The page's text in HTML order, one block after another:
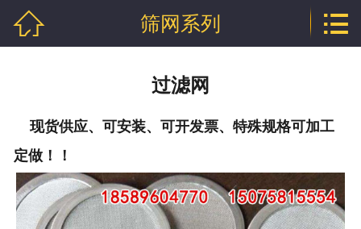
技术文章
企业资质
 筛网系列 
过滤网
现货供应、可安装、可开发票、特殊规格可加工
定做！！